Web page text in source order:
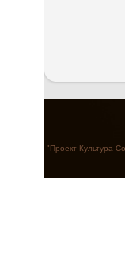
"Проект Культура